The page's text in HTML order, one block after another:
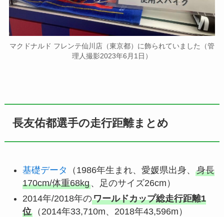
マクドナルド フレンテ仙川店（東京都）に飾られていました（管
理人撮影2023年6月1日）
長友佑都選手の走行距離まとめ
基礎データ （1986年生まれ、愛媛県出身、 身長
170cm/体重68kg、足のサイズ26cm）
2014年/2018年のワールドカップ総走行距離1
位（2014年33,710m、2018年43,596m）